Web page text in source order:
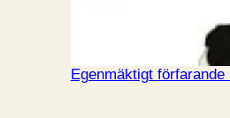
Egenmäktigt förfarande